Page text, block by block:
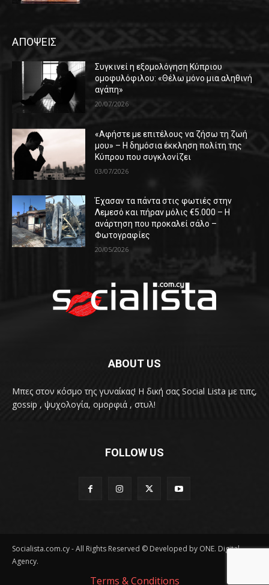
ΑΠΟΨΕΙΣ
Συγκινεί η εξομολόγηση Κύπριου
ομοφυλόφιλου: «Θέλω μόνο μια αληθινή
αγάπη»
20/07/2026
«Αφήστε με επιτέλους να ζήσω τη ζωή
μου» – Η δημόσια έκκληση πολίτη της
Κύπρου που συγκλονίζει
03/07/2026
Έχασαν τα πάντα στις φωτιές στην
Λεμεσό και πήραν μόλις €5.000 – Η
ανάρτηση που προκαλεί σάλο –
Φωτογραφίες
20/05/2026
ABOUT US
Μπες στον κόσμο της γυναίκας! H δική σας Social Lista με τιπς,
gossip , ψυχολογία, ομορφιά , στυλ!
FOLLOW US
Socialista.com.cy - All Rights Reserved © Developed by ONE. Digital
Agency.
Terms & Conditions